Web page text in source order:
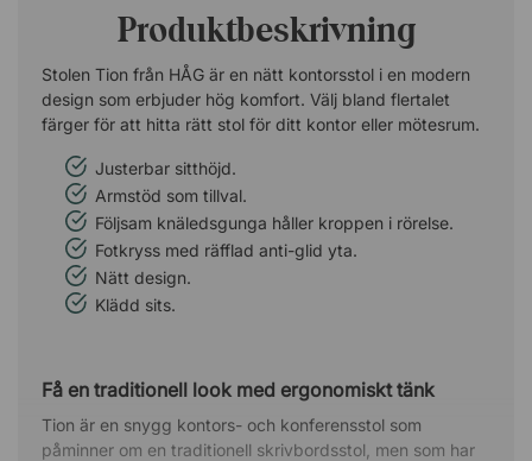
Produktbeskrivning
Stolen Tion från HÅG är en nätt kontorsstol i en modern
design som erbjuder hög komfort. Välj bland flertalet
färger för att hitta rätt stol för ditt kontor eller mötesrum.
Justerbar sitthöjd.
Armstöd som tillval.
Följsam knäledsgunga håller kroppen i rörelse.
Fotkryss med räfflad anti-glid yta.
Nätt design.
Klädd sits.
Få en traditionell look med ergonomiskt tänk
Tion är en snygg kontors- och konferensstol som
påminner om en traditionell skrivbordsstol, men som har